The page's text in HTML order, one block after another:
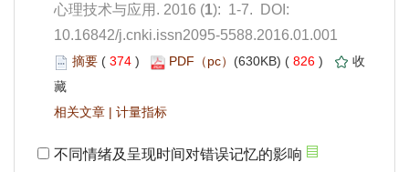
): 1-7. DOI:
10.16842/j.cnki.issn2095-5588.2016.01.001
374 ) 826 )
|